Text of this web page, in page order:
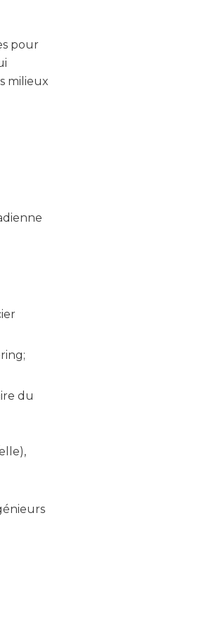
pour
milieux
du